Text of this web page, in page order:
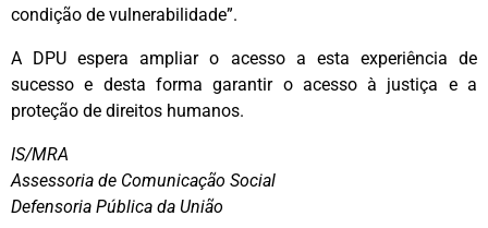
condição de vulnerabilidade”.
A DPU espera ampliar o acesso a esta experiência de
sucesso e desta forma garantir o acesso à justiça e a
proteção de direitos humanos.
IS/MRA
Assessoria de Comunicação Social
Defensoria Pública da União